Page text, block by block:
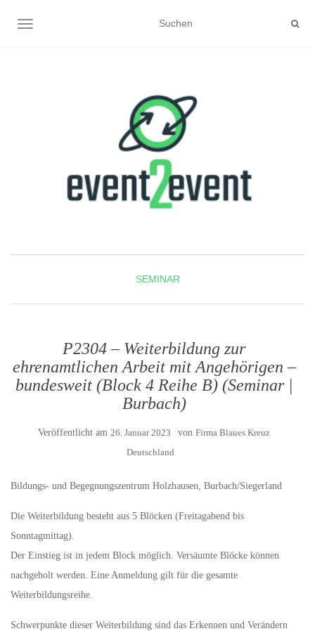
NAVIGATION UMSCHALTEN
SEMINAR
P2304 – Weiterbildung zur
ehrenamtlichen Arbeit mit Angehörigen –
bundesweit (Block 4 Reihe B) (Seminar |
Burbach)
Veröffentlicht am 26. Januar 2023 von Firma Blaues Kreuz
Deutschland
Bildungs- und Begegnungszentrum Holzhausen, Burbach/Siegerland
Die Weiterbildung besteht aus 5 Blöcken (Freitagabend bis
Sonntagmittag).
Der Einstieg ist in jedem Block möglich. Versäumte Blöcke können
nachgeholt werden. Eine Anmeldung gilt für die gesamte
Weiterbildungsreihe.
Schwerpunkte dieser Weiterbildung sind das Erkennen und Verändern